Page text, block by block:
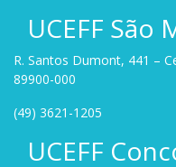
UCEFF São
R. Santos Dumont, 441 –
89900-000
(49) 3621-1205
UCEFF